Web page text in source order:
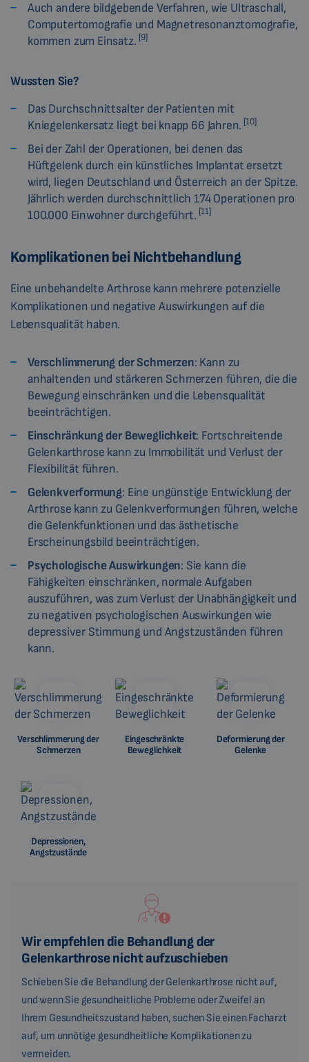
Auch andere bildgebende Verfahren, wie Ultraschall,
Computertomografie und Magnetresonanztomografie,
kommen zum Einsatz. [9]
Wussten Sie?
Das Durchschnittsalter der Patienten mit
Kniegelenkersatz liegt bei knapp 66 Jahren. [10]
Bei der Zahl der Operationen, bei denen das
Hüftgelenk durch ein künstliches Implantat ersetzt
wird, liegen Deutschland und Österreich an der Spitze.
Jährlich werden durchschnittlich 174 Operationen pro
100.000 Einwohner durchgeführt. [11]
Komplikationen bei Nichtbehandlung
Eine unbehandelte Arthrose kann mehrere potenzielle
Komplikationen und negative Auswirkungen auf die
Lebensqualität haben.
Verschlimmerung der Schmerzen: Kann zu
anhaltenden und stärkeren Schmerzen führen, die die
Bewegung einschränken und die Lebensqualität
beeinträchtigen.
Einschränkung der Beweglichkeit: Fortschreitende
Gelenkarthrose kann zu Immobilität und Verlust der
Flexibilität führen.
Gelenkverformung: Eine ungünstige Entwicklung der
Arthrose kann zu Gelenkverformungen führen, welche
die Gelenkfunktionen und das ästhetische
Erscheinungsbild beeinträchtigen.
Psychologische Auswirkungen: Sie kann die
Fähigkeiten einschränken, normale Aufgaben
auszuführen, was zum Verlust der Unabhängigkeit und
zu negativen psychologischen Auswirkungen wie
depressiver Stimmung und Angstzuständen führen
kann.
Verschlimmerung der
Schmerzen
Eingeschränkte
Beweglichkeit
Deformierung der
Gelenke
Depressionen,
Angstzustände
Wir empfehlen die Behandlung der
Gelenkarthrose nicht aufzuschieben
Schieben Sie die Behandlung der Gelenkarthrose nicht auf,
und wenn Sie gesundheitliche Probleme oder Zweifel an
Ihrem Gesundheitszustand haben, suchen Sie einen Facharzt
auf, um unnötige gesundheitliche Komplikationen zu
vermeiden.